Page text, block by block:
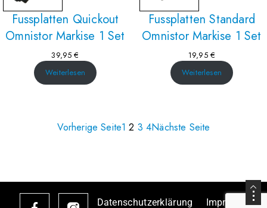
Fussplatten Quickout
Omnistor Markise 1 Set
39,95€
Weiterlesen
Fussplatten Standard
Omnistor Markise 1 Set
19,95 €
Weiterlesen
Vorherige Seite1 2 3 4Nächste Seite
Datenschutzerklärung Impressum